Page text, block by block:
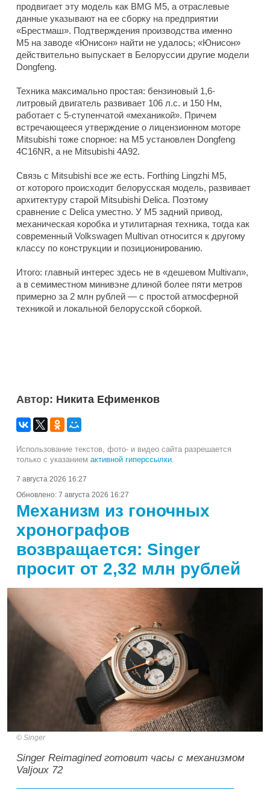
продвигает эту модель как BMG M5, а отраслевые
данные указывают на ее сборку на предприятии
«Брестмаш». Подтверждения производства именно
M5 на заводе «Юнисон» найти не удалось; «Юнисон»
действительно выпускает в Белоруссии другие модели
Dongfeng.
Техника максимально простая: бензиновый 1,6-
литровый двигатель развивает 106 л.с. и 150 Нм,
работает с 5-ступенчатой «механикой». Причем
встречающееся утверждение о лицензионном моторе
Mitsubishi тоже спорное: на M5 установлен Dongfeng
4C16NR, а не Mitsubishi 4A92.
Связь с Mitsubishi все же есть. Forthing Lingzhi M5,
от которого происходит белорусская модель, развивает
архитектуру старой Mitsubishi Delica. Поэтому
сравнение с Delica уместно. У M5 задний привод,
механическая коробка и утилитарная техника, тогда как
современный Volkswagen Multivan относится к другому
классу по конструкции и позиционированию.
Итого: главный интерес здесь не в «дешевом Multivan»,
а в семиместном минивэне длиной более пяти метров
примерно за 2 млн рублей — с простой атмосферной
техникой и локальной белорусской сборкой.
Автор: Никита Ефименков
Использование текстов, фото- и видео сайта разрешается
только с указанием активной гиперссылки
7 августа 2026 16:27
Обновлено: 7 августа 2026 16:27
Механизм из гоночных
хронографов
возвращается: Singer
просит от 2,32 млн рублей
Singer
Singer Reimagined готовит часы с механизмом
Valjoux 72